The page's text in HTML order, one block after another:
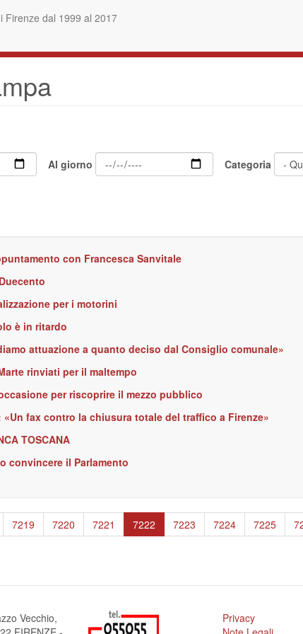
Firenze dal 1999 al 2017
Al giorno Categoria
con Francesca Sanvitale
per i motorini
è in ritardo
attuazione a quanto deciso dal Consiglio comunale»
rinviati per il maltempo
per riscoprire il mezzo pubblico
«Un fax contro la chiusura totale del traffico a Firenze»
TOSCANA
convincere il Parlamento
Page
7219 Page
7220 Page
7221
Pagina
attuale
7222 Page
7223 Page
7224 Page
7225
Vecchio,
Privacy